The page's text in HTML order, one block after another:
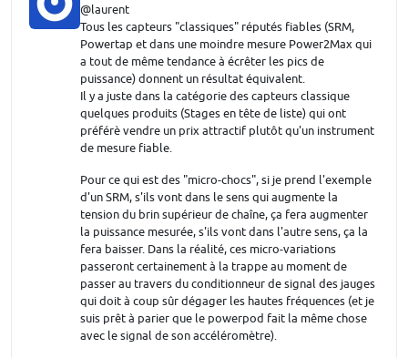
@laurent
Tous les capteurs "classiques" réputés fiables (SRM,
Powertap et dans une moindre mesure Power2Max qui
a tout de même tendance à écrêter les pics de
puissance) donnent un résultat équivalent.
Il y a juste dans la catégorie des capteurs classique
quelques produits (Stages en tête de liste) qui ont
préférè vendre un prix attractif plutôt qu'un instrument
de mesure fiable.
Pour ce qui est des "micro-chocs", si je prend l'exemple
d'un SRM, s'ils vont dans le sens qui augmente la
tension du brin supérieur de chaîne, ça fera augmenter
la puissance mesurée, s'ils vont dans l'autre sens, ça la
fera baisser. Dans la réalité, ces micro-variations
passeront certainement à la trappe au moment de
passer au travers du conditionneur de signal des jauges
qui doit à coup sûr dégager les hautes fréquences (et je
suis prêt à parier que le powerpod fait la même chose
avec le signal de son accéléromètre).